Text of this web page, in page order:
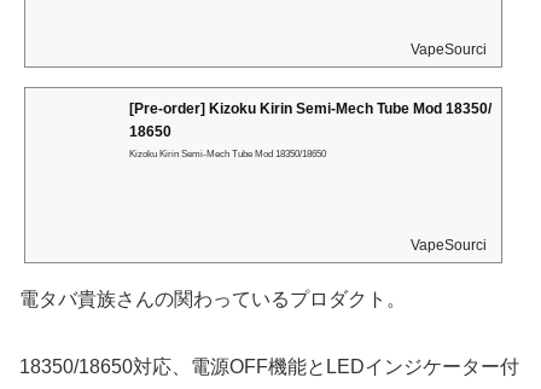
VapeSourcing
[Pre-order] Kizoku Kirin Semi-Mech Tube Mod 18350/
18650
Kizoku Kirin Semi-Mech Tube Mod 18350/18650
VapeSourcing
電タバ貴族さんの関わっているプロダクト。
18350/18650対応、電源OFF機能とLEDインジケーター付